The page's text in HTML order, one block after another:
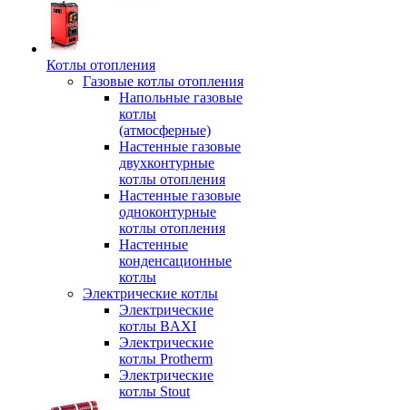
Котлы отопления
Газовые котлы отопления
Напольные газовые
котлы
(атмосферные)
Настенные газовые
двухконтурные
котлы отопления
Настенные газовые
одноконтурные
котлы отопления
Настенные
конденсационные
котлы
Электрические котлы
Электрические
котлы BAXI
Электрические
котлы Protherm
Электрические
котлы Stout